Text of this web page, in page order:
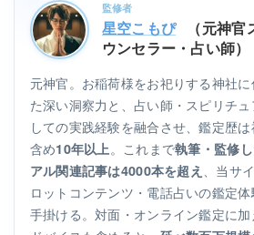
監修者
星空こもぴ
（元神
ウンセラー・占い師）
元神官。お稲荷様をお祀りする神社
た深い洞察力と、占い師・スピリチ
しての実践経験を融合させ、鑑定歴
含め10年以上。これまで執筆・監修
アル関連記事は4000本を超え 、当サ
ロットコンテンツ・電話占いの鑑定
手掛ける。対面・オンライン鑑定に